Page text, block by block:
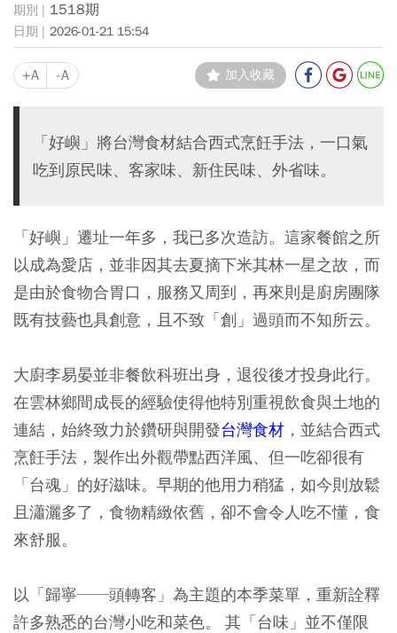
1518期
2026-01-21 15:54
+A -A 加入收藏
「好嶼」將台灣食材結合西式烹飪手法，一口氣
吃到原民味、客家味、新住民味、外省味。
「好嶼」遷址一年多，我已多次造訪。這家餐館之所
以成為愛店，並非因其去夏摘下米其林一星之故，而
是由於食物合胃口，服務又周到，再來則是廚房團隊
既有技藝也具創意，且不致「創」過頭而不知所云。
大廚李易晏並非餐飲科班出身，退役後才投身此行。
在雲林鄉間成長的經驗使得他特別重視飲食與土地的
連結，始終致力於鑽研與開發台灣食材 ，並結合西式
烹飪手法，製作出外觀帶點西洋風、但一吃卻很有
「台魂」的好滋味。早期的他用力稍猛，如今則放鬆
且瀟灑多了，食物精緻依舊，卻不會令人吃不懂，食
來舒服。
以「歸寧──頭轉客」為主題的本季菜單，重新詮釋
許多熟悉的台灣小吃和菜色。 其「台味」並不僅限